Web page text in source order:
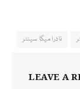
نادرا میگا سینٹر
LEAVE A